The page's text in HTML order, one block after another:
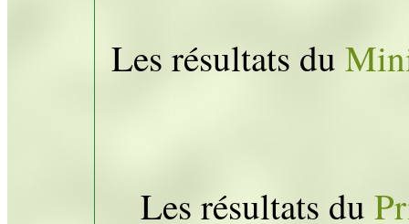
Les résultats du
Les résultats du